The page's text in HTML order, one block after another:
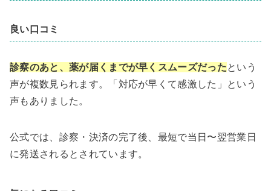
良い口コミ
診察のあと、薬が届くまでが早くスムーズだったという
声が複数見られます。「対応が早くて感激した」という
声もありました。
公式では、診察・決済の完了後、最短で当日〜翌営業日
に発送されるとされています。